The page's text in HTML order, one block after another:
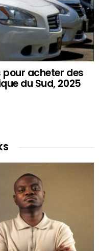
pour acheter des
du Sud, 2025